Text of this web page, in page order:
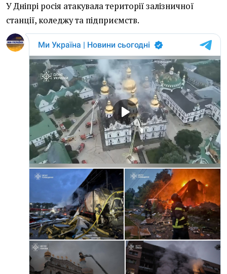
У Дніпрі росія атакувала території залізничної
станції, коледжу та підприємств.